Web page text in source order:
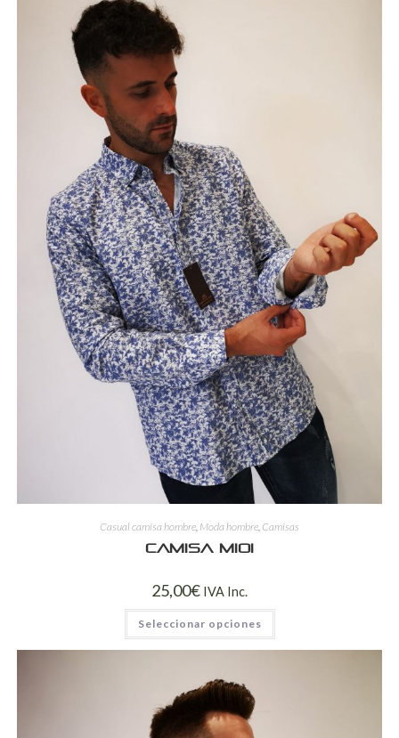
Casual camisa hombre Moda hombre Camisas
Camisa mioi
25,00€ IVA Inc.
Seleccionar opciones